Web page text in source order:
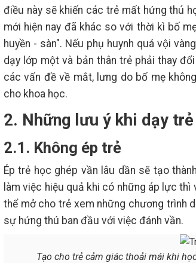
điều này sẽ khiến các trẻ mất hứng thú
mới hiện nay đã khác so với thời kì bố
huyền - sàn". Nếu phụ huynh quá vội
dạy lớp một và bản thân trẻ phải thay
các vấn đề về mắt, lưng do bố mẹ
cho khoa học.
2. Những lưu ý khi dạy
2.1. Không ép trẻ
Ép trẻ học ghép vần lâu dần sẽ tạo
làm việc hiệu quả khi có những áp lực
thể mở cho trẻ xem những chương trình
sự hứng thú ban đầu với việc đánh vần.
Tạo cho trẻ cảm giác thoải mái khi